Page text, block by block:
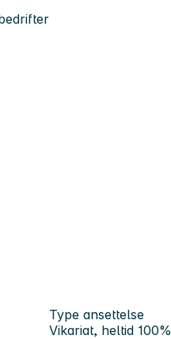
Type ansettelse
Vikariat, heltid 100%